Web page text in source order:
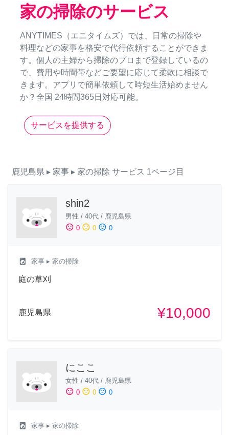
家の掃除のサービス
ANYTIMES（エニタイムズ）では、日常の掃除や
料理などの家事を格安で代行依頼することができま
す。個人の主婦から掃除のプロまで登録しているの
で、費用や時間帯などご要望に応じて柔軟に相談で
きます。アプリで簡単依頼して時短生活始めません
か？全国 24時間365日対応可能。
サービスを提供する
鹿児島県 ▸ 家事 ▸ 家の掃除 サービス 1ページ目
shin2
男性 / 40代 / 鹿児島県
sentiment_satisfied 0 sentiment_neutral 0 sentiment_dissatisfied 0
local_laundry_service 家事 ▸ 家の掃除
庭の草刈
鹿児島県 ¥10,000
にここ
女性 / 40代 / 鹿児島県
sentiment_satisfied 0 sentiment_neutral 0 sentiment_dissatisfied 0
local_laundry_service 家事 ▸ 家の掃除